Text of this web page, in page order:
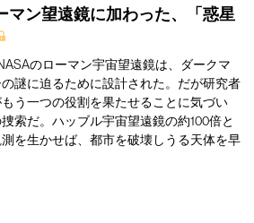
マン望遠鏡に加わった、「惑星
のローマン宇宙望遠鏡は、ダークマ
謎に迫るために設計された。だが研究者
う一つの役割を果たせることに気づい
索だ。ハッブル宇宙望遠鏡の約100倍と
を生かせば、都市を破壊しうる天体を早